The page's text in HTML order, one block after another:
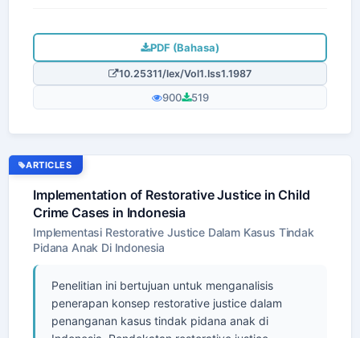
PDF (Bahasa)
10.25311/lex/Vol1.Iss1.1987
900 519
ARTICLES
Implementation of Restorative Justice in Child
Crime Cases in Indonesia
Implementasi Restorative Justice Dalam Kasus Tindak
Pidana Anak Di Indonesia
Penelitian ini bertujuan untuk menganalisis
penerapan konsep restorative justice dalam
penanganan kasus tindak pidana anak di